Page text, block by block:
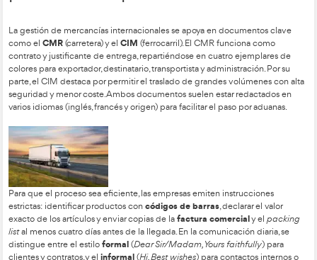
Finalmente, es imprescindible manejar abreviaturas como
y Flete),EXW(Entrega en fábrica),L/C(Carta de crédito) y
contra pago).
Comprensión Detallada de
Información Contenida en
Informes, Formularios,
Prensa Especializada del
para un Transportista.